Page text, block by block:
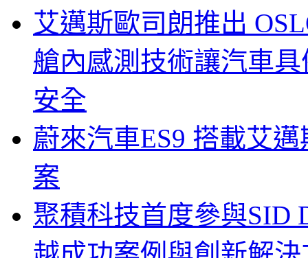
艾邁斯歐司朗推出
艙內感測技術讓汽車
安全
蔚來汽車ES9 搭載艾
案
聚積科技首度參與SID